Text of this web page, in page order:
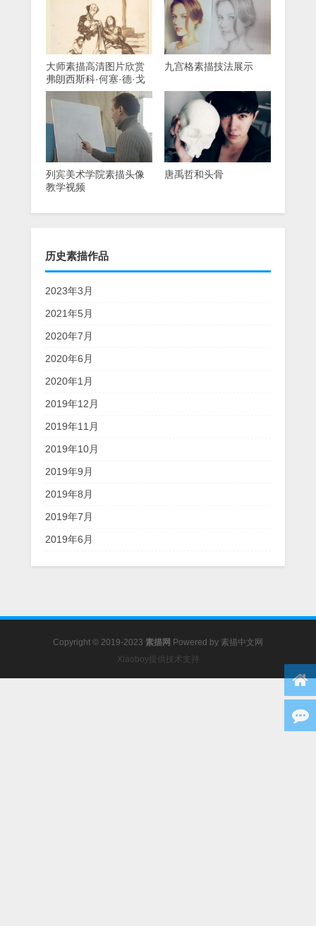
大师素描高清图片欣赏
弗朗西斯科·何塞·德·戈
雅-卢西恩特斯
九宫格素描技法展示
列宾美术学院素描头像
教学视频
唐禹哲和头骨
历史素描作品
2023年3月
2021年5月
2020年7月
2020年6月
2020年1月
2019年12月
2019年11月
2019年10月
2019年9月
2019年8月
2019年7月
2019年6月
Copyright © 2019-2023 素描网 Powered by 素描中文网
Xiaoboy提供技术支持